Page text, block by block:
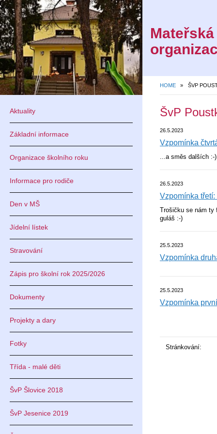
OD 1. 9.
NOVÉ
HOME » ŠVP
Aktuality
Základní informace
Organizace školního roku
Informace pro rodiče
Den v MŠ
Jídelní lístek
Stravování
Zápis pro školní rok 2025/2026
Dokumenty
Projekty a dary
Fotky
Třída - malé děti
ŠvP Šlovice 2018
ŠvP Jesenice 2019
ŠvP
26.5.2023
Vzpomínka
...a směs dalších :-)
26.5.2023
Vzpomínka
Trošičku se nám ty
guláš :-)
25.5.2023
Vzpomínka
25.5.2023
Vzpomínka
Stránkování: